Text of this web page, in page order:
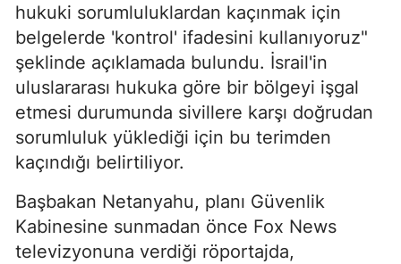
hukuki sorumluluklardan kaçınmak için
belgelerde 'kontrol' ifadesini kullanıyoruz"
şeklinde açıklamada bulundu. İsrail'in
uluslararası hukuka göre bir bölgeyi işgal
etmesi durumunda sivillere karşı doğrudan
sorumluluk yüklediği için bu terimden
kaçındığı belirtiliyor.
Başbakan Netanyahu, planı Güvenlik
Kabinesine sunmadan önce Fox News
televizyonuna verdiği röportajda,